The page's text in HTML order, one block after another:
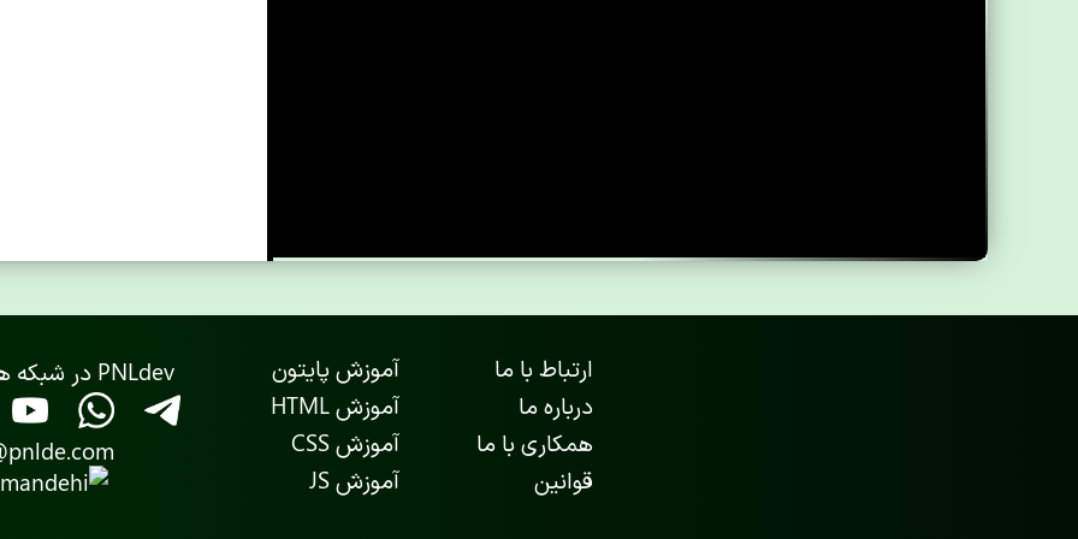
ارتباط با ما
درباره ما
همکاری با ما
قوانین
آموزش پایتون
آموزش HTML
آموزش CSS
آموزش JS
PNLdev در شبکه های اجتماعی